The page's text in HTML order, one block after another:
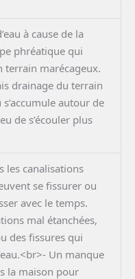
à cause de la
phréatique qui
terrain marécageux.
drainage du terrain
s’accumule autour de
de s’écouler plus
les canalisations
se fissurer ou
avec le temps.
mal étanchées,
des fissures qui
Un manque
la maison pour